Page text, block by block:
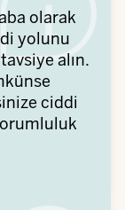
olarak
yolunu
alın.
ciddi